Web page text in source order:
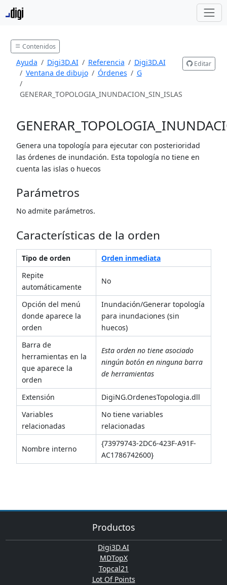
Contenidos
Ayuda Digi3D.AI Referencia
Digi3D.AI
Ventana de dibujo
Órdenes G
GENERAR_TOPOLOGIA_INUNDACION_SIN_ISLAS
Editar
Genera una topología para ejecutar con posterioridad
las órdenes de inundación. Esta topología no tiene en
cuenta las islas o huecos
Parámetros
No admite parámetros.
Características de la orden
Tipo de orden
Orden inmediata
Repite
automáticamente
No
Opción del menú
donde aparece la
orden
Inundación/Generar topología
para inundaciones (sin
huecos)
Barra de
herramientas en la
que aparece la
orden
Esta orden no tiene asociado
ningún botón en ninguna barra
de herramientas
Extensión
DigiNG.OrdenesTopologia.dll
Variables
relacionadas
No tiene variables
relacionadas
Nombre interno
{73979743-2DC6-423F-A91F-
AC1786742600}
Productos
Digi3D.AI
MDTopX
Topcal21
Lot Of Points